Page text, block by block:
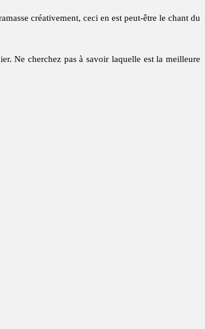
créativement, ceci en est peut-être le chant du
Ne cherchez pas à savoir laquelle est la meilleure